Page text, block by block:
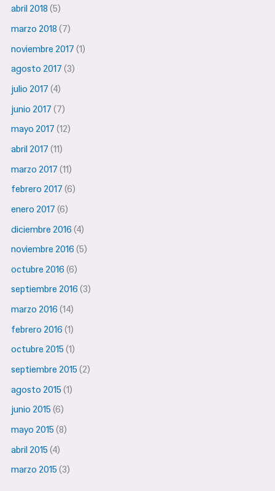
abril 2018 (5)
marzo 2018 (7)
noviembre 2017 (1)
agosto 2017 (3)
julio 2017 (4)
junio 2017 (7)
mayo 2017 (12)
abril 2017 (11)
marzo 2017 (11)
febrero 2017 (6)
enero 2017 (6)
diciembre 2016 (4)
noviembre 2016 (5)
octubre 2016 (6)
septiembre 2016 (3)
marzo 2016 (14)
febrero 2016 (1)
octubre 2015 (1)
septiembre 2015 (2)
agosto 2015 (1)
junio 2015 (6)
mayo 2015 (8)
abril 2015 (4)
marzo 2015 (3)